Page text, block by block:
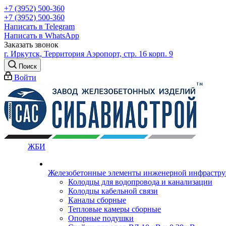
+7 (3952) 500-360
+7 (3952) 500-360
Написать в Telegram
Написать в WhatsApp
Заказать звонок
г. Иркутск, Территория Аэропорт, стр. 16 корп. 9
Поиск
Войти
ЖБИ
Железобетонные элементы инженерной
Колодцы для водопровода и канализации
Колодцы кабельной связи
Каналы сборные
Тепловые камеры сборные
Опорные подушки